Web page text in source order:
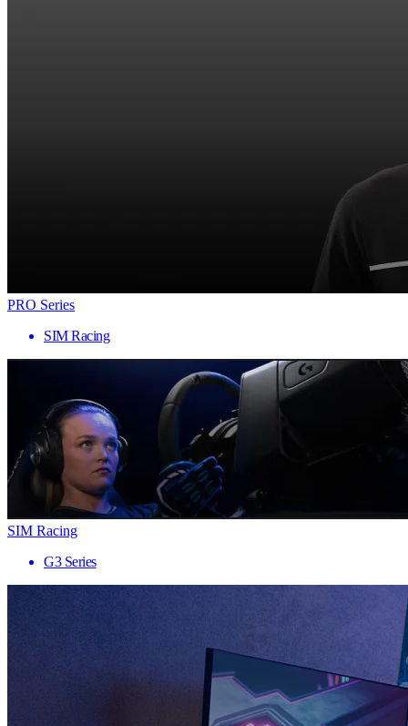
PRO Series
SIM Racing
SIM Racing
G3 Series